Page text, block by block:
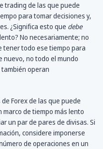
trading de las que puede
para tomar decisiones y,
¿Significa esto que debe
No necesariamente; no
tener todo ese tiempo para
nuevo, no todo el mundo
operan
Forex de las que puede
de tiempo más lento
un par de pares de divisas. Si
considere imponerse
de operaciones en un